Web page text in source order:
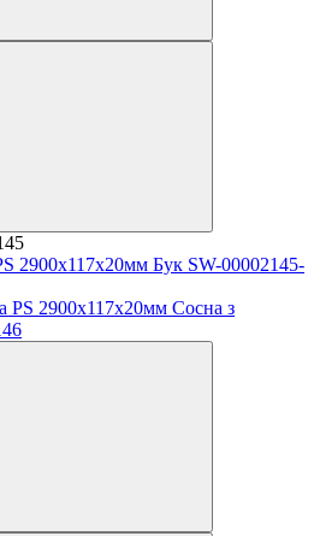
2900х117х20мм Бук SW-00002145-